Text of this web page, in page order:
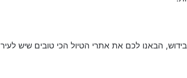
הבאנו לכם את אתרי הטיול הכי טובים שיש לעיר